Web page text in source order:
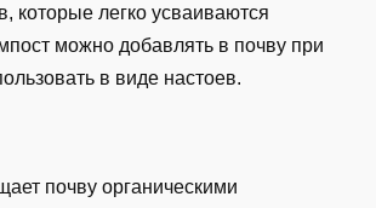
которые легко усваиваются
можно добавлять в почву при
в виде настоев.
почву органическими